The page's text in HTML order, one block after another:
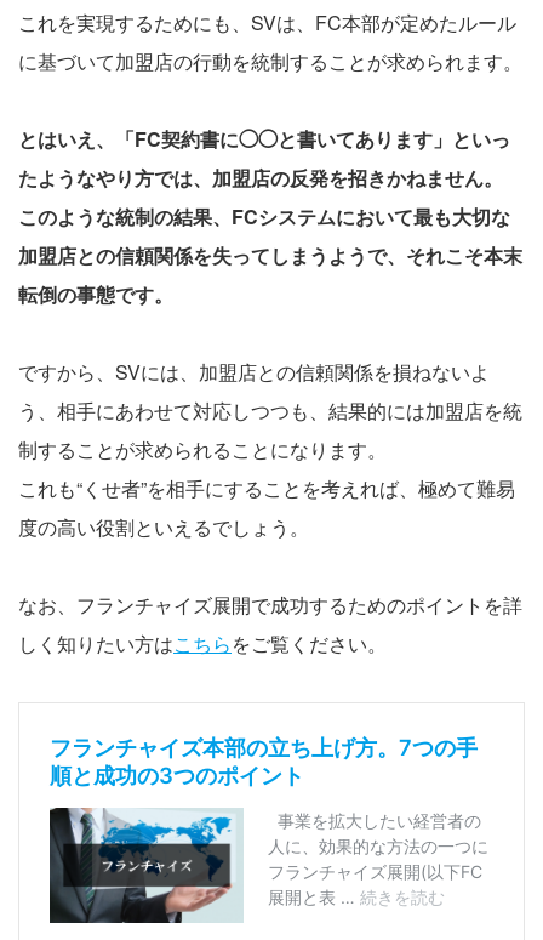
これを実現するためにも、SVは、FC本部が定めたルール
に基づいて加盟店の行動を統制することが求められます。
とはいえ、「FC契約書に◯◯と書いてあります」といっ
たようなやり方では、加盟店の反発を招きかねません。
このような統制の結果、FCシステムにおいて最も大切な
加盟店との信頼関係を失ってしまうようで、それこそ本末
転倒の事態です。
ですから、SVには、加盟店との信頼関係を損ねないよ
う、相手にあわせて対応しつつも、結果的には加盟店を統
制することが求められることになります。
これも“くせ者”を相手にすることを考えれば、極めて難易
度の高い役割といえるでしょう。
なお、フランチャイズ展開で成功するためのポイントを詳
しく知りたい方はこちらをご覧ください。